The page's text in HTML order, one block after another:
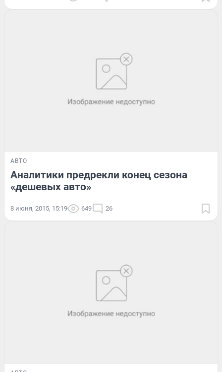
АВТО
Аналитики предрекли конец сезона
«дешевых авто»
8 июня, 2015, 15:19 649 26